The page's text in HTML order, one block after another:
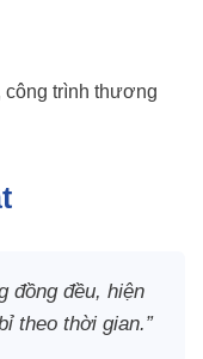
công trình thương
đồng đều, hiện
theo thời gian.”